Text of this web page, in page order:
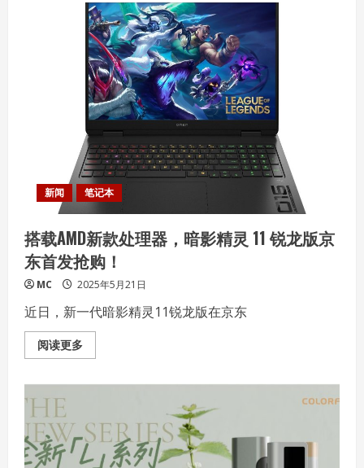
618
限
时
优
惠
正
式
启
动，
解
锁
次
世
代
娱
乐
新
体
验
新闻 笔记本
搭载AMD新款处理器，暗影精灵 11 锐龙版京
东首发抢购！
MC 2025年5月21日
近日，新一代暗影精灵11锐龙版在京东
阅读更多Read
more
载
款
处
理
器，